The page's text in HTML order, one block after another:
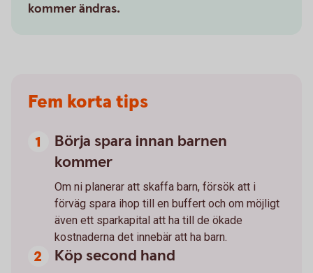
kommer ändras.
Fem korta tips
Börja spara innan barnen
kommer
Om ni planerar att skaffa barn, försök att i
förväg spara ihop till en buffert och om möjligt
även ett sparkapital att ha till de ökade
kostnaderna det innebär att ha barn.
Köp second hand